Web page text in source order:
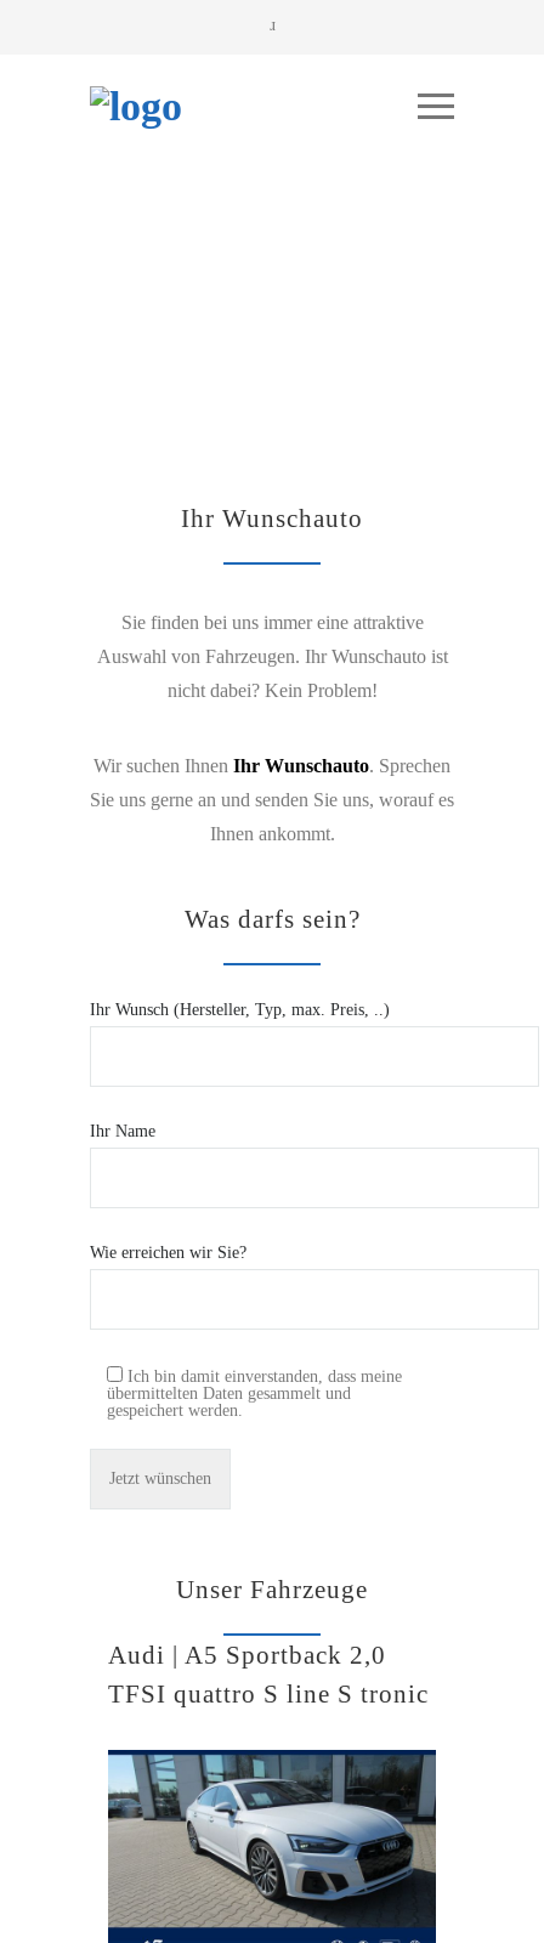
Ihr Wunschauto
Sie finden bei uns immer eine attraktive
Auswahl von Fahrzeugen. Ihr Wunschauto ist
nicht dabei? Kein Problem!
Wir suchen Ihnen Ihr Wunschauto. Sprechen
Sie uns gerne an und senden Sie uns, worauf es
Ihnen ankommt.
Was darfs sein?
Ihr Wunsch (Hersteller, Typ, max. Preis, ..)
Ihr Name
Wie erreichen wir Sie?
Ich bin damit einverstanden, dass meine
übermittelten Daten gesammelt und
gespeichert werden.
Unser Fahrzeuge
Audi | A5 Sportback 2,0
TFSI quattro S line S tronic